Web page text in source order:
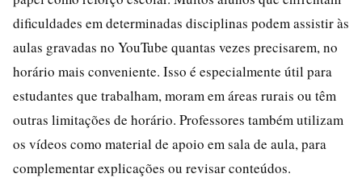
dificuldades em determinadas disciplinas podem assistir às
aulas gravadas no YouTube quantas vezes precisarem, no
horário mais conveniente. Isso é especialmente útil para
estudantes que trabalham, moram em áreas rurais ou têm
outras limitações de horário. Professores também utilizam
os vídeos como material de apoio em sala de aula, para
complementar explicações ou revisar conteúdos.